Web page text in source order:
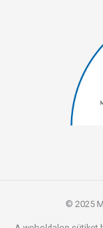
© 2025